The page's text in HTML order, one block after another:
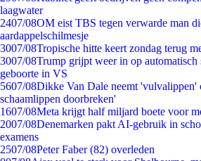
laagwater
2407/08OM eist TBS tegen verwarde man
aardappelschilmesje
3007/08Tropische hitte keert zondag terug
3007/08Trump grijpt weer in op automatisch
geboorte in VS
5607/08Dikke Van Dale neemt 'vulvalippen'
schaamlippen doorbreken'
1607/08Meta krijgt half miljard boete voor
2007/08Denemarken pakt AI-gebruik in
examens
2507/08Peter Faber (82) overleden